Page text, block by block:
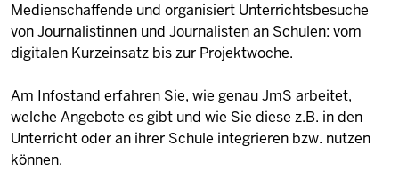
Medienschaffende und organisiert Unterrichtsbesuche
von Journalistinnen und Journalisten an Schulen: vom
digitalen Kurzeinsatz bis zur Projektwoche.
Am Infostand erfahren Sie, wie genau JmS arbeitet,
welche Angebote es gibt und wie Sie diese z.B. in den
Unterricht oder an ihrer Schule integrieren bzw. nutzen
können.